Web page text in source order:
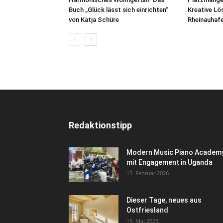
Buch „Glück lässt sich einrichten“
von Katja Schüre
Kreative
Redaktionstipp
Modern Music Piano
mit Engagement in Uganda
15. Februar 2026
Dieser Tage, neues aus
Ostfriesland
15. Mai 2023